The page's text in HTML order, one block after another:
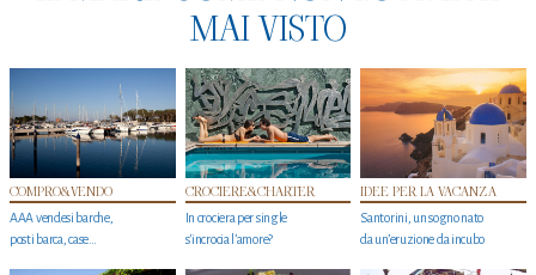
MAI VISTO
COMPRO&VENDO
AAA vendesi barche,
posti barca, case…
CROCIERE&CHARTER
In crociera per single
s'incrocia l’amore?
IDEE PER LA VACANZA
Santorini, un sogno nato
da un’eruzione da incubo